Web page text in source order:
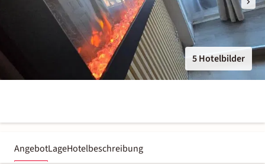
5 Hotelbilder
AngebotLageHotelbeschreibung